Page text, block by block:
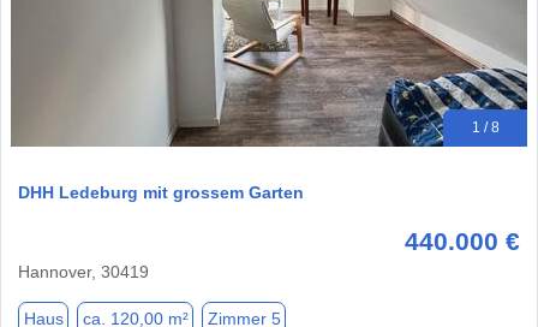
1 / 8
DHH Ledeburg mit grossem Garten
440.000 €
Hannover, 30419
Haus ca. 120,00 m² Zimmer 5